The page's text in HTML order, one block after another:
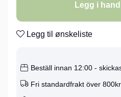
Legg i
Legg til ønskeliste
Beställ innan 12:00 -
Fri standardfrakt över 800kr